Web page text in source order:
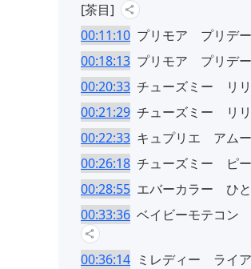
[茶目]
00:11:10 プリモア プリデ
00:18:13 プリモア プリデ
00:20:33 チューズミー リ
00:21:29 チューズミー リ
00:22:33 キュプリエ アム
00:26:18 チューズミー ピ
00:28:55 エバーカラー ひ
00:33:36 ベイビーモテコ
00:36:14 ミレディー ライ